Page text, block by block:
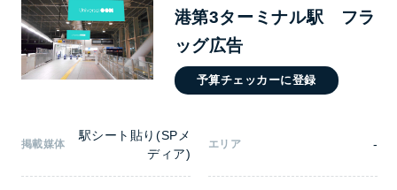
港第3ターミナル駅 フラ
ッグ広告
予算チェッカーに登録
掲載媒体
駅シート貼り(SPメ
ディア)
エリア -